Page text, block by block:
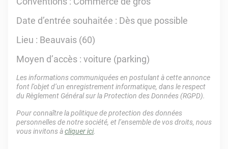
Date d’entrée souhaitée : Dès que possible
Lieu : Beauvais (60)
Moyen d’accès : voiture (parking)
Les informations communiquées en postulant à cette annonce
font l’objet d’un enregistrement informatique, dans le respect
du Règlement Général sur la Protection des Données (RGPD).
Pour connaître la politique de protection des données
personnelles de notre société, et l’ensemble de vos droits, nous
vous invitons àcliquer ici.